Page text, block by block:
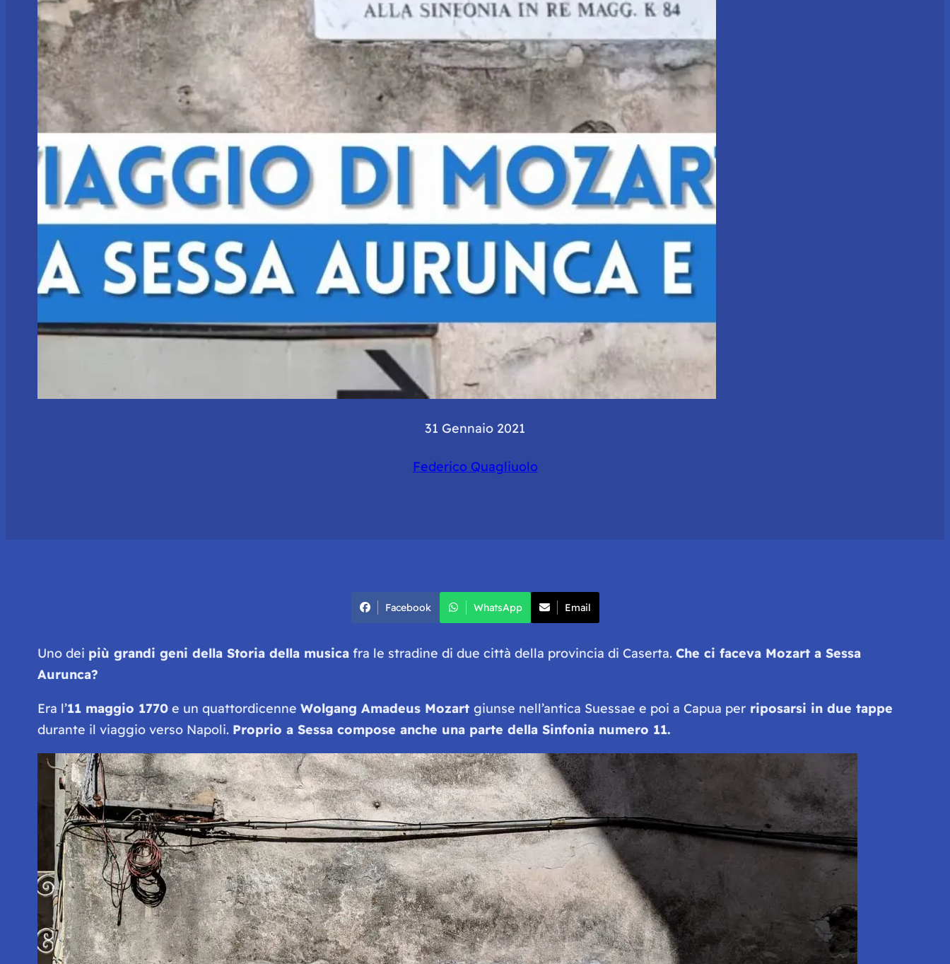
31 Gennaio 2021
Federico Quagliuolo
Facebook WhatsApp Email
Uno dei più grandi geni della Storia della musicafra le stradine di due città della provincia di Caserta. Che ci faceva Mozart a Sessa
Aurunca?
Era l’11 maggio 1770e un quattordicenne Wolgang Amadeus Mozart giunse nell’antica Suessae e poi a Capua perriposarsi in due tappe
durante il viaggio verso Napoli. Proprio a Sessa compose anche una parte della Sinfonia numero 11.